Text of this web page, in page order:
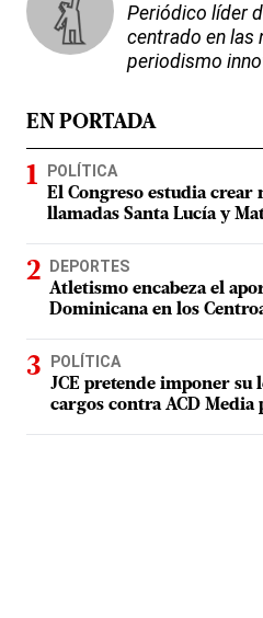
Periódico líder
centrado en las
periodismo
EN PORTADA
POLÍTICA
El Congreso estudia crear
llamadas Santa Lucía y
DEPORTES
Atletismo encabeza el
Dominicana en los
POLÍTICA
JCE pretende imponer
cargos contra ACD Media